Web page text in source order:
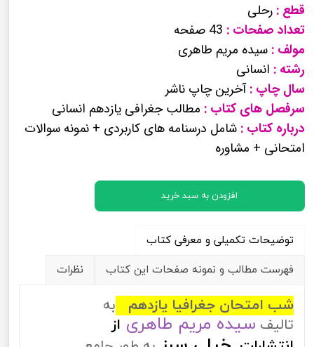
قطع : رحلی
تعداد صفحات : 43 صفحه
مولف : سیده مریم طاهری
رشته : انسانی
سال چاپ :آخرین چاپ ناشر
سرفصل های کتاب : مطالب جغرافی یازدهم انسانی
درباره کتاب : شامل درسنامه های کاربردی + نمونه سوالات
امتحانی + مشاوره
افزودن به سبد خرید
توضیحات تکمیلی و معرفی کتاب
فهرست مطالب و نمونه صفحات این کتاب
نظرات
شب امتحان جغرافیا یازدهم به
تالیف سیده مریم طاهری از